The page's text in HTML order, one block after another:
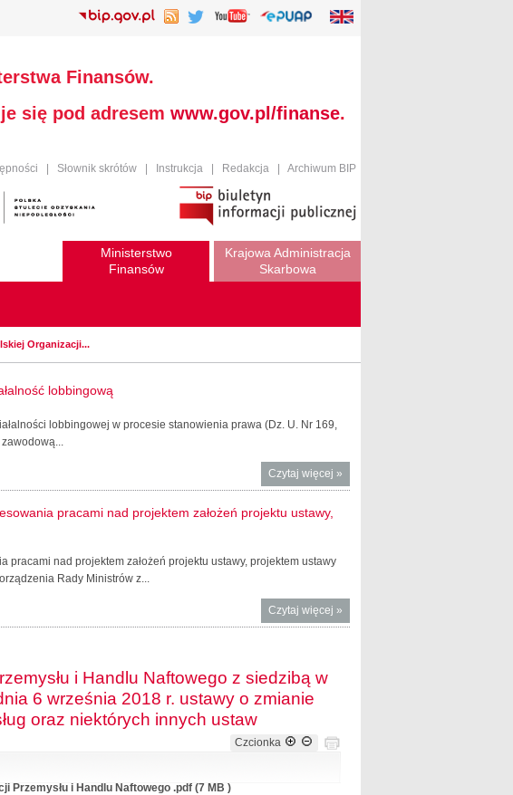
Finansów.
się pod adresem www.gov.pl/finanse.
Słownik skrótów Instrukcja Redakcja Archiwum BIP
Ministerstwo
Finansów
Krajowa Administracja
Skarbowa
Organizacji...
lobbingową
lobbingowej w procesie stanowienia prawa (Dz. U. Nr 169,
Czytaj więcej o Rejestr
podmiotów
»
pracami nad projektem założeń projektu ustawy,
pracami nad projektem założeń projektu ustawy, projektem ustawy
Rady Ministrów z...
Czytaj więcej o Wzór
urzędowego
ustawy,
»
i Handlu Naftowego z siedzibą w
6 września 2018 r. ustawy o zmianie
oraz niektórych innych ustaw
Czcionka
Przemysłu i Handlu Naftowego .pdf (7 MB )